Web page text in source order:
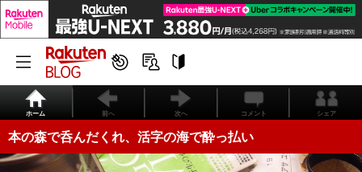
ホーム 前へ 次へ コメント シェア
本の森で呑んだくれ、活字の海で酔っ払い